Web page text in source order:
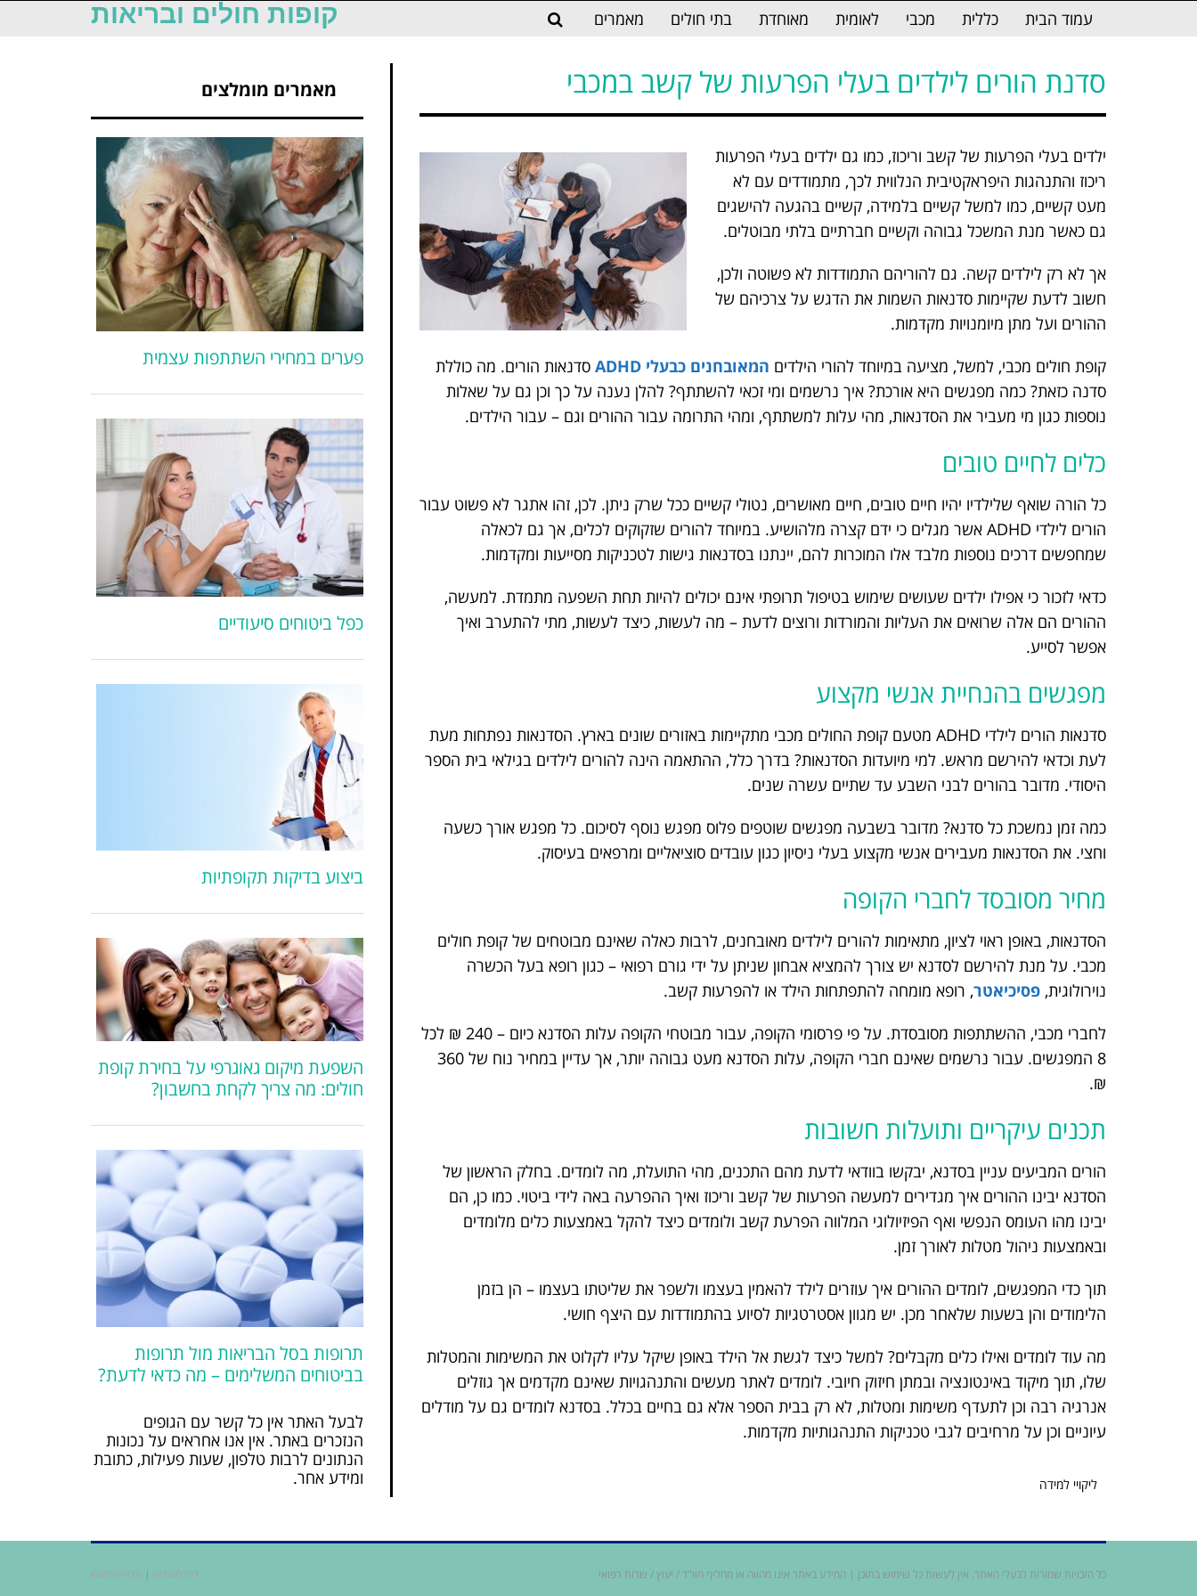
קופות חולים ובריאות עמוד הבית כללית מכבי לאומית מאוחדת בתי חולים מאמרים
סדנת הורים לילדים בעלי הפרעות של קשב במכבי
ילדים בעלי הפרעות של קשב וריכוז, כמו גם ילדים בעלי הפרעות
ריכוז והתנהגות היפראקטיבית הנלווית לכך, מתמודדים עם לא
מעט קשיים, כמו למשל קשיים בלמידה, קשיים בהגעה להישגים
גם כאשר מנת המשכל גבוהה וקשיים חברתיים בלתי מבוטלים.
אך לא רק לילדים קשה. גם להוריהם התמודדות לא פשוטה ולכן,
חשוב לדעת שקיימות סדנאות השמות את הדגש על צרכיהם של
ההורים ועל מתן מיומנויות מקדמות.
קופת חולים מכבי, למשל, מציעה במיוחד להורי הילדים המאובחנים כבעלי ADHD
סדנאות הורים. מה כוללת
סדנה כזאת? כמה מפגשים היא אורכת? איך נרשמים ומי זכאי להשתתף? להלן נענה על כך וכן גם על שאלות
נוספות כגון מי מעביר את הסדנאות, מהי עלות למשתתף, ומהי התרומה עבור ההורים וגם – עבור הילדים.
כלים לחיים טובים
כל הורה שואף שלילדיו יהיו חיים טובים, חיים מאושרים, נטולי קשיים ככל שרק ניתן. לכן, זהו אתגר לא פשוט עבור
הורים לילדי ADHD אשר מגלים כי ידם קצרה מלהושיע. במיוחד להורים שזקוקים לכלים, אך גם לכאלה
שמחפשים דרכים נוספות מלבד אלו המוכרות להם, יינתנו בסדנאות גישות לטכניקות מסייעות ומקדמות.
כדאי לזכור כי אפילו ילדים שעושים שימוש בטיפול תרופתי אינם יכולים להיות תחת השפעה מתמדת. למעשה,
ההורים הם אלה שרואים את העליות והמורדות ורוצים לדעת – מה לעשות, כיצד לעשות, מתי להתערב ואיך
אפשר לסייע.
מפגשים בהנחיית אנשי מקצוע
סדנאות הורים לילדי ADHD מטעם קופת החולים מכבי מתקיימות באזורים שונים בארץ. הסדנאות נפתחות מעת
לעת וכדאי להירשם מראש. למי מיועדות הסדנאות? בדרך כלל, ההתאמה הינה להורים לילדים בגילאי בית הספר
היסודי. מדובר בהורים לבני השבע עד שתיים עשרה שנים.
כמה זמן נמשכת כל סדנא? מדובר בשבעה מפגשים שוטפים פלוס מפגש נוסף לסיכום. כל מפגש אורך כשעה
וחצי. את הסדנאות מעבירים אנשי מקצוע בעלי ניסיון כגון עובדים סוציאליים ומרפאים בעיסוק.
מחיר מסובסד לחברי הקופה
הסדנאות, באופן ראוי לציון, מתאימות להורים לילדים מאובחנים, לרבות כאלה שאינם מבוטחים של קופת חולים
מכבי. על מנת להירשם לסדנא יש צורך להמציא אבחון שניתן על ידי גורם רפואי – כגון רופא בעל הכשרה
נוירולוגית, פסיכיאטר, רופא מומחה להתפתחות הילד או להפרעות קשב.
לחברי מכבי, ההשתתפות מסובסדת. על פי פרסומי הקופה, עבור מבוטחי הקופה עלות הסדנא כיום – 240 ₪ לכל
8 המפגשים. עבור נרשמים שאינם חברי הקופה, עלות הסדנא מעט גבוהה יותר, אך עדיין במחיר נוח של 360
₪.
תכנים עיקריים ותועלות חשובות
הורים המביעים עניין בסדנא, יבקשו בוודאי לדעת מהם התכנים, מהי התועלת, מה לומדים. בחלק הראשון של
הסדנא יבינו ההורים איך מגדירים למעשה הפרעות של קשב וריכוז ואיך ההפרעה באה לידי ביטוי. כמו כן, הם
יבינו מהו העומס הנפשי ואף הפיזיולוגי המלווה הפרעת קשב ולומדים כיצד להקל באמצעות כלים מלומדים
ובאמצעות ניהול מטלות לאורך זמן.
תוך כדי המפגשים, לומדים ההורים איך עוזרים לילד להאמין בעצמו ולשפר את שליטתו בעצמו – הן בזמן
הלימודים והן בשעות שלאחר מכן. יש מגוון אסטרטגיות לסיוע בהתמודדות עם היצף חושי.
מה עוד לומדים ואילו כלים מקבלים? למשל כיצד לגשת אל הילד באופן שיקל עליו לקלוט את המשימות והמטלות
שלו, תוך מיקוד באינטונציה ובמתן חיזוק חיובי. לומדים לאתר מעשים והתנהגויות שאינם מקדמים אך גוזלים
אנרגיה רבה וכן לתעדף משימות ומטלות, לא רק בבית הספר אלא גם בחיים בכלל. בסדנא לומדים גם על מודלים
עיוניים וכן על מרחיבים לגבי טכניקות התנהגותיות מקדמות.
ליקויי למידה
מאמרים מומלצים
פערים במחירי השתתפות עצמית
כפל ביטוחים סיעודיים
ביצוע בדיקות תקופתיות
השפעת מיקום גאוגרפי על בחירת קופת
חולים: מה צריך לקחת בחשבון?
תרופות בסל הבריאות מול תרופות
בביטוחים המשלימים – מה כדאי לדעת?
לבעל האתר אין כל קשר עם הגופים
הנזכרים באתר. אין אנו אחראים על נכונות
הנתונים לרבות טלפון, שעות פעילות, כתובת
ומידע אחר.
לפרסם כאן | תנאי שימוש כל הזכויות שמורות לבעלי האתר. אין לעשות כל שימוש בתוכן | המידע באתר אינו מהווה או מחליף חוו"ד / יעוץ / שרות רפואי